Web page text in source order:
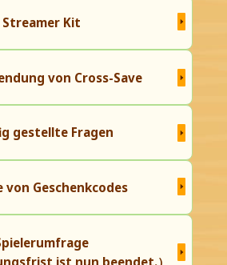
Streamer Kit
von Cross-Save
gestellte Fragen
von Geschenkcodes
ist nun beendet.）